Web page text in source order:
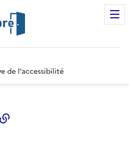
de l’accessibilité
Twitter)